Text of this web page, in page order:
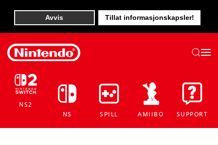
Avvis Tillat informasjonskapsler!
NS2
NS
SPILL AMIIBO SUPPORT